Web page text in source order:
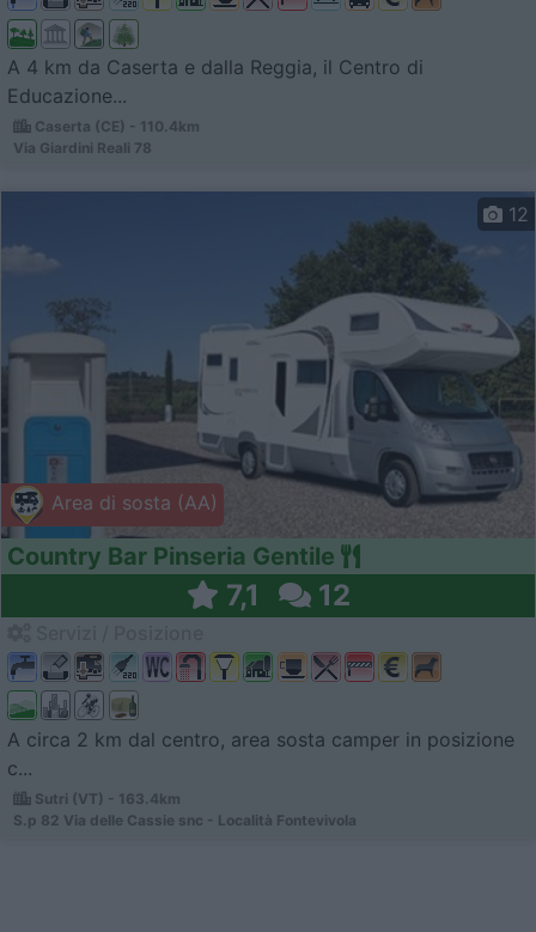
A 4 km da Caserta e dalla Reggia, il Centro di
Educazione...
Caserta (CE) - 110.4km
Via Giardini Reali 78
Area di sosta (AA)
12
Country Bar Pinseria Gentile
7,1 12
A circa 2 km dal centro, area sosta camper in posizione
c...
Sutri (VT) - 163.4km
S.p 82 Via delle Cassie snc - Località Fontevivola